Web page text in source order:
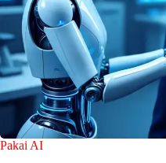
Pakai AI